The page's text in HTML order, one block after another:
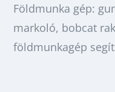
Földmunka gép:
markoló, bobcat
földmunkagép